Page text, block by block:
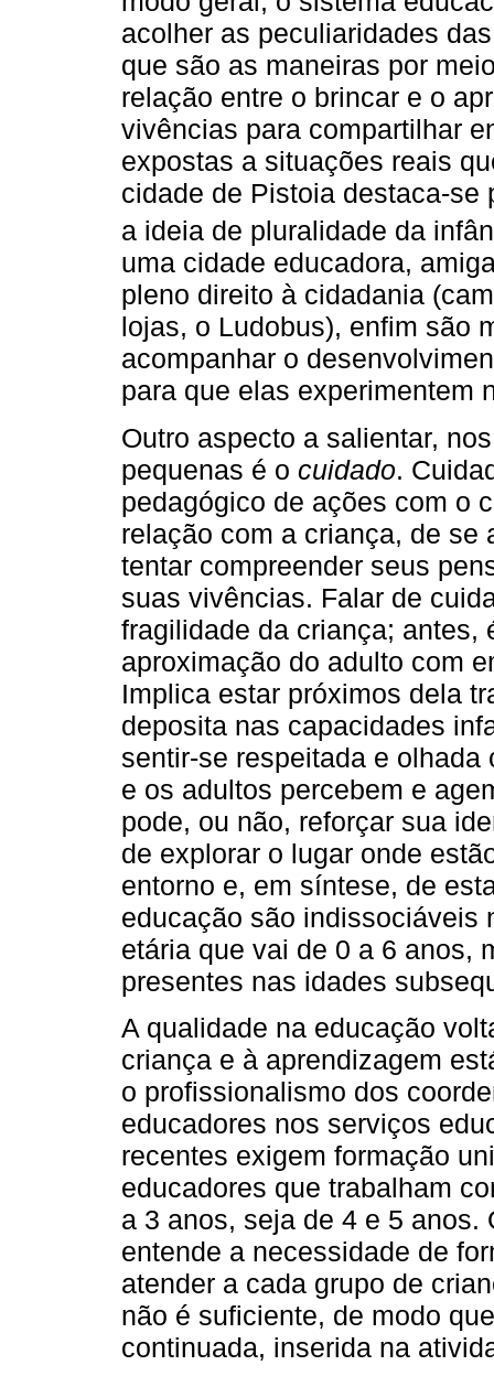
acolher as peculiaridades
que são as maneiras por
relação entre o brincar e o
vivências para compartilhar
expostas a situações reais
cidade de Pistoia destaca-se
a ideia de pluralidade da
uma cidade educadora,
pleno direito à cidadania
lojas, o Ludobus), enfim são
acompanhar o
para que elas experimentem
Outro aspecto a salientar,
pequenas é o cuidado.
pedagógico de ações com o
relação com a criança, de se
tentar compreender seus
suas vivências. Falar de
fragilidade da criança; antes,
aproximação do adulto com
Implica estar próximos dela
deposita nas capacidades
sentir-se respeitada e
e os adultos percebem e
pode, ou não, reforçar sua
de explorar o lugar onde
entorno e, em síntese, de
educação são indissociáveis
etária que vai de 0 a 6 anos,
presentes nas idades
A qualidade na educação
criança e à aprendizagem
o profissionalismo dos
educadores nos serviços
recentes exigem formação
educadores que trabalham
a 3 anos, seja de 4 e 5
entende a necessidade de
atender a cada grupo de
não é suficiente, de modo
continuada, inserida na